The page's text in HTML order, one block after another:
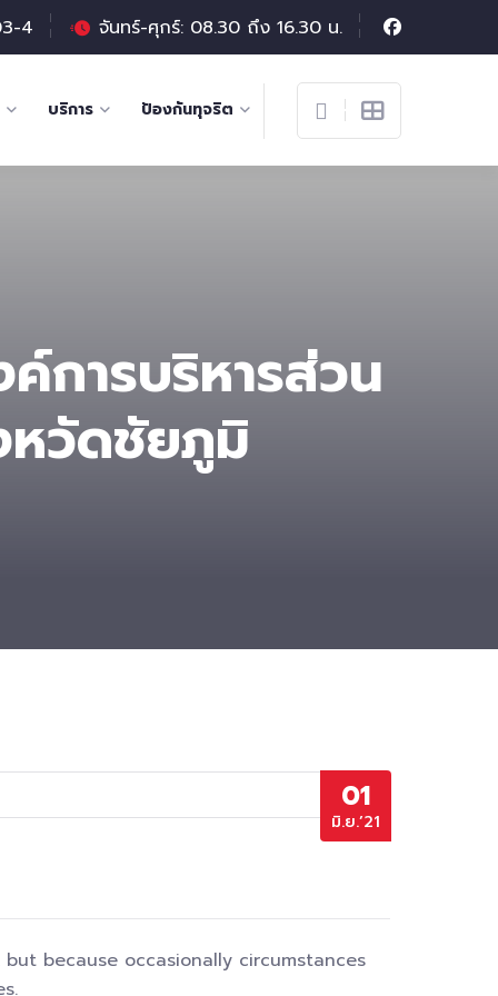
4 จันทร์-ศุกร์: 08.30 ถึง 16.30 น.
บริการ ป้องกันทุจริต
การบริหารส่วน
หวัดชัยภูมิ
01
มิ.ย.’21
because occasionally circumstances